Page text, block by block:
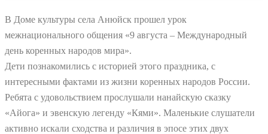
В Доме культуры села Анюйск прошел урок
межнационального общения «9 августа – Международный
день коренных народов мира».
Дети познакомились с историей этого праздника, с
интересными фактами из жизни коренных народов России.
Ребята с удовольствием прослушали нанайскую сказку
«Айога» и эвенскую легенду «Кями». Маленькие слушатели
активно искали сходства и различия в эпосе этих двух